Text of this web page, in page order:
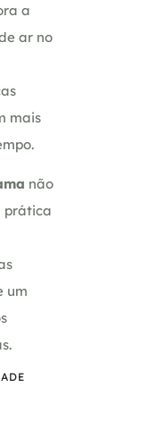
a
ar no
mais
não
prática
um